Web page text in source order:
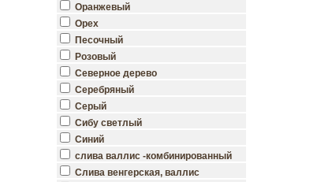
Оранжевый
Орех
Песочный
Розовый
Северное дерево
Серебряный
Серый
Сибу светлый
Синий
слива валлис -комбинированный
Слива венгерская, валлис